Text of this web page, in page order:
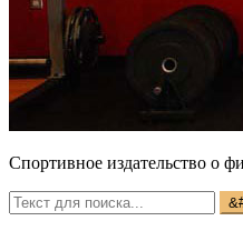
Спортивное издательство о